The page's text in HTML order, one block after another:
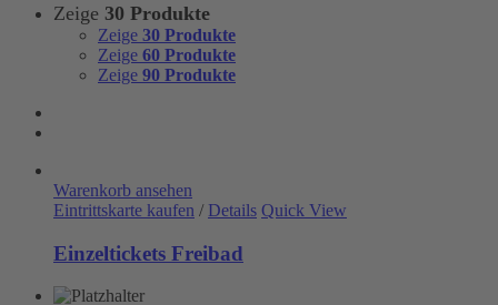
Zeige 30 Produkte
Zeige 30 Produkte
Zeige 60 Produkte
Zeige 90 Produkte
Warenkorb ansehen
Eintrittskarte kaufen / Details Quick View
Einzeltickets Freibad